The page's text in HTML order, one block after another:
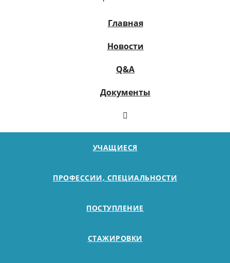
Главная
Новости
Q&A
Документы
УЧАЩИЕСЯ
ПРОФЕССИИ, СПЕЦИАЛЬНОСТИ
ПОСТУПЛЕНИЕ
СТАЖИРОВКИ